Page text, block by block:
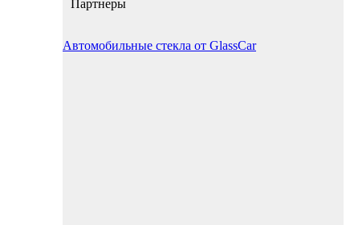
Партнеры
Автомобильные стекла от GlassCar